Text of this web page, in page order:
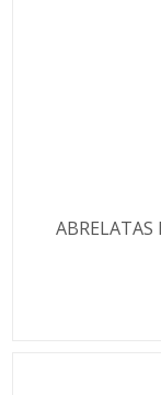
ABRELATAS